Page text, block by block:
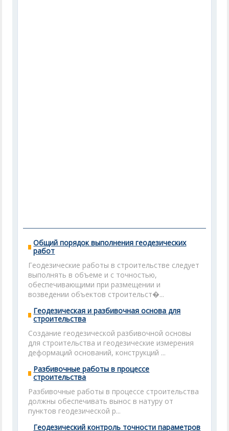
Общий порядок выполнения геодезических
работ
Геодезические работы в строительстве следует
выполнять в объеме и с точностью,
обеспечивающими при размещении и
возведении объектов строительст�...
Геодезическая и разбивочная основа для
строительства
Создание геодезической разбивочной основы
для строительства и геодезические измерения
деформаций оснований, конструкций ...
Разбивочные работы в процессе
строительства
Разбивочные работы в процессе строительства
должны обеспечивать вынос в натуру от
пунктов геодезической р...
Геодезический контроль точности параметров